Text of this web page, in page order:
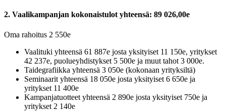
2. Vaalikampanjan kokonaistulot yhteensä: 89 026,00e
Oma rahoitus 2 550e
Vaalituki yhteensä 61 887e josta yksityiset 11 150e, yritykset
42 237e, puolueyhdistykset 5 500e ja muut tahot 3 000e.
Taidegrafiikka yhteensä 3 050e (kokonaan yrityksiltä)
Seminaarit yhteensä 18 050e josta yksityiset 6 650e ja
yritykset 11 400e
Kampanjatuotteet yhteensä 2 890e josta yksityiset 750e ja
yritykset 2 140e